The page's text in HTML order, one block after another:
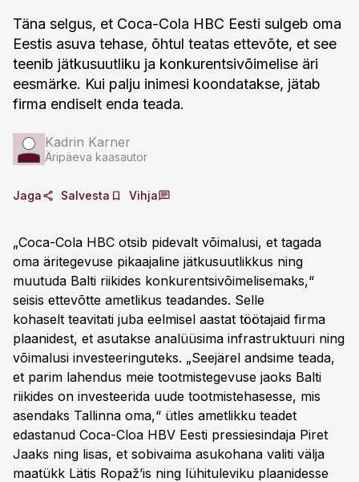
Täna selgus, et Coca-Cola HBC Eesti sulgeb oma
Eestis asuva tehase, õhtul teatas ettevõte, et see
teenib jätkusuutliku ja konkurentsivõimelise äri
eesmärke. Kui palju inimesi koondatakse, jätab
firma endiselt enda teada.
Kadrin Karner
Äripäeva kaasautor
Jaga Salvesta Vihja
„Coca-Cola HBC otsib pidevalt võimalusi, et tagada
oma äritegevuse pikaajaline jätkusuutlikkus ning
muutuda Balti riikides konkurentsivõimelisemaks,“
seisis ettevõtte ametlikus teadandes. Selle
kohaselt teavitati juba eelmisel aastat töötajaid firma
plaanidest, et asutakse analüüsima infrastruktuuri ning
võimalusi investeeringuteks. „Seejärel andsime teada,
et parim lahendus meie tootmistegevuse jaoks Balti
riikides on investeerida uude tootmistehasesse, mis
asendaks Tallinna oma,“ ütles ametlikku teadet
edastanud Coca-Cloa HBV Eesti pressiesindaja Piret
Jaaks ning lisas, et sobivaima asukohana valiti välja
maatükk Lätis Ropaž’is ning lühituleviku plaanidesse